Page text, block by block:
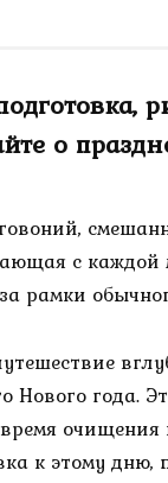
о
с каждой
рамки
года.
очищения
к этому дню,